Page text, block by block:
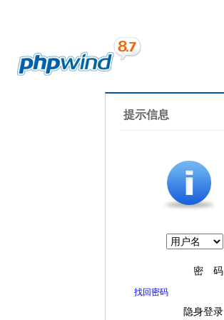
提示信息
密 码
找回密码
隐身登录